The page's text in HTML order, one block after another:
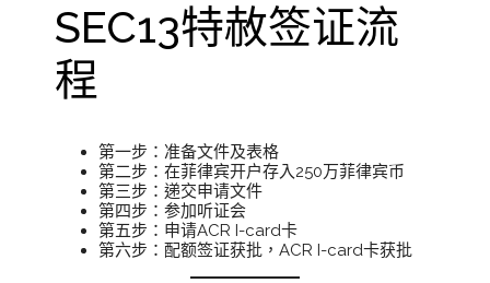
SEC13特赦签证流
程
第一步：准备文件及表格
第二步：在菲律宾开户存入250万菲律宾币
第三步：递交申请文件
第四步：参加听证会
第五步：申请ACR I-card卡
第六步：配额签证获批，ACR I-card卡获批